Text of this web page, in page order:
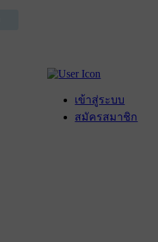
เข้าสู่ระบบ
สมัครสมาชิก